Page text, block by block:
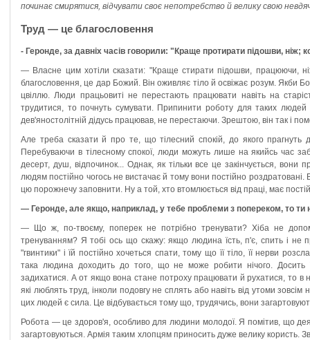
починає смирятися, відчувати своє непотребство й велику свою
Труд — це благословення
- Геронде, за давніх часів говорили: "Краще протирати підошви,
— Власне цим хотіли сказати: "Краще стирати підошви, працюючи,
благословення, це дар Божий. Він оживляє тіло й освіжає розум. Якби
цвіллю. Люди працьовиті не перестають працювати навіть на
трудитися, то почнуть сумувати. Припинити роботу для таких
дев'яностолітній дідусь працював, не перестаючи. Зрештою, він так і
Але треба сказати й про те, що тілесний спокій, до якого прагнуть
Перебуваючи в тілесному спокої, люди можуть лише на якийсь час
десерт, душ, відпочинок... Однак, як тільки все це закінчується,
людям постійно чогось не вистачає й тому вони постійно
цю порожнечу заповнити. Ну а той, хто втомлюється від праці, має
— Геронде, але якщо, наприклад, у тебе проблеми з попереком, то
— Що ж, по-твоєму, поперек не потрібно тренувати? Хіба не
тренуванням? Я тобі ось що скажу: якщо людина їсть, п'є, спить і не
"гвинтики" і їй постійно хочеться спати, тому що її тіло, її нерви
така людина доходить до того, що не може робити нічого. Досить
задихатися. А от якщо вона стане потроху працювати й рухатися, то в
які люблять труд, інколи подовгу не сплять або навіть від утоми
цих людей є сила. Це відбувається тому що, трудячись, вони
Робота — це здоров'я, особливо для людини молодої. Я помітив, що
загартовуються. Армія таким хлопцям приносить дуже велику користь.